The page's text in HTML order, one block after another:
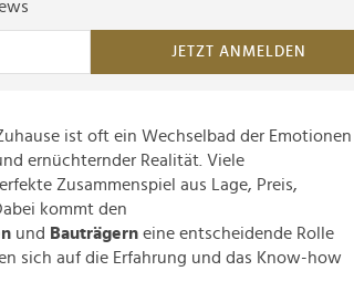
JETZT ANMELDEN
ist oft ein Wechselbad der Emotionen
ernüchternder Realität. Viele
Zusammenspiel aus Lage, Preis,
kommt den
und Bauträgern eine entscheidende Rolle
sich auf die Erfahrung und das Know-how